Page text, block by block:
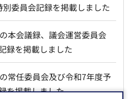
委員会記録を掲載しました
本会議録、議会運営委員会
録を掲載しました
常任委員会及び令和7年度予
を掲載しました